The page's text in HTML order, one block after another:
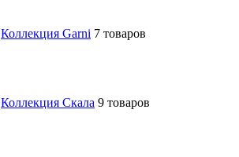
Коллекция Garni 7 товаров
Коллекция Скала 9 товаров